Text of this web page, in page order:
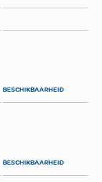
BESCHIKBAARHEID
BESCHIKBAARHEID